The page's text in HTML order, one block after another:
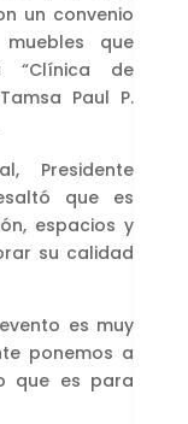
un convenio
que
de
Paul P.
Presidente
que es
espacios y
su calidad
es muy
ponemos a
que es para